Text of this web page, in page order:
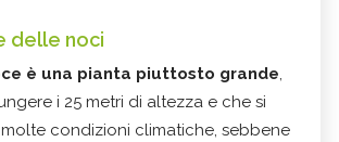
delle noci
è una pianta piuttosto grande,
i 25 metri di altezza e che si
condizioni climatiche, sebbene